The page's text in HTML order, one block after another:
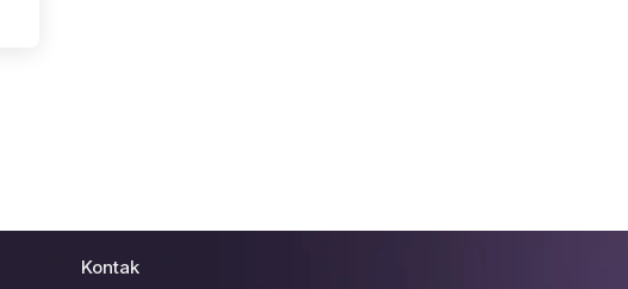
Kontak